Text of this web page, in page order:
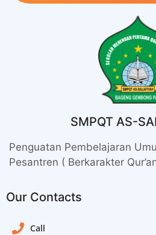
SMPQT AS-
Penguatan Pembelajaran
Pesantren ( Berkarakter
Our Contacts
Call